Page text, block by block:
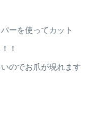
ーを使ってカット
！
のでお爪が現れます